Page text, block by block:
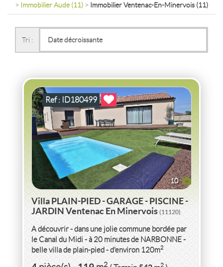
> Immobilier Aude (11) > Immobilier Ventenac-En-Minervois (11)
Tri :
10
Ref : ID180499
VENTEVILLAPLAIN-PIED - GARAGE - PISCINE -
Villa PLAIN-PIED - GARAGE - PISCINE -
JARDIN Ventenac En Minervois(11120)
A découvrir - dans une jolie commune bordée par
le Canal du Midi - à 20 minutes de NARBONNE -
belle villa de plain-pied - d'environ 120m2
habitable... 2 2